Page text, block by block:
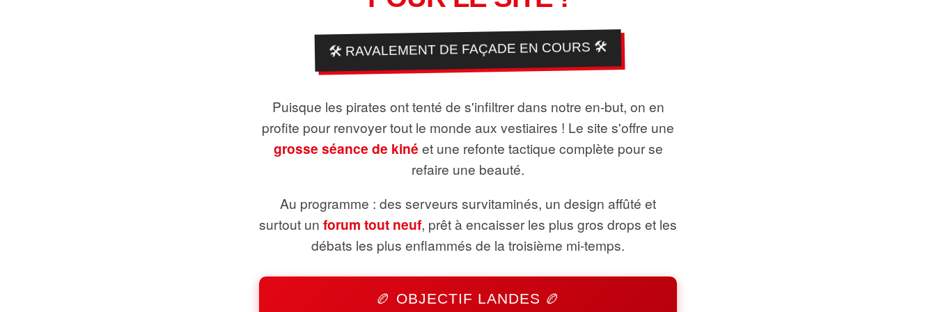
🛠️ RAVALEMENT DE FAÇADE EN COURS 🛠️
Puisque les pirates ont tenté de s'infiltrer dans notre en-but, on en
profite pour renvoyer tout le monde aux vestiaires ! Le site s'offre une
grosse séance de kiné et une refonte tactique complète pour se
refaire une beauté.
Au programme : des serveurs survitaminés, un design affûté et
surtout un forum tout neuf, prêt à encaisser les plus gros drops et les
débats les plus enflammés de la troisième mi-temps.
🏉 OBJECTIF LANDES 🏉